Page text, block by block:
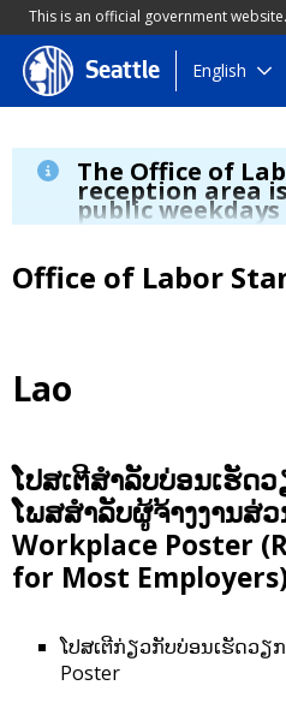
This is an official government website.
Skip
to
content
Seattle English
The Office of
reception area
public weekdays
www.seattle.gov/
Office of Labor
Lao
ໂປສເຕີສຳລັບບ່ອນເຮັດວ
ໂພສສຳລັບຜູ້ຈ້າງງານສ່
Workplace Poster
for Most
ໂປສເຕີກ່ຽວກັບບ່ອນເຮັດວຽ
Poster